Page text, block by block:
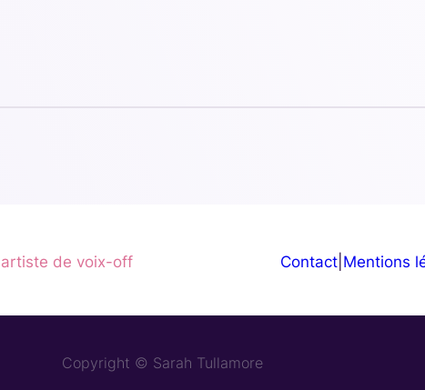
artiste de voix-off Contact| Mentions
Copyright © Sarah Tullamore